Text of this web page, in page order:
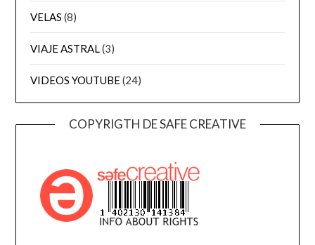
VELAS (8)
VIAJE ASTRAL(3)
VIDEOS YOUTUBE(24)
COPYRIGTH DE SAFE CREATIVE